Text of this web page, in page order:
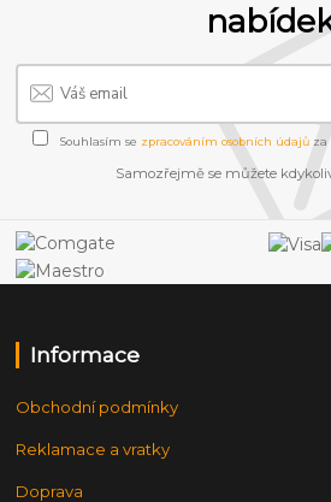
Souhlasím se zpracováním osobních údajůza
Samozřejmě se můžete
Informace
Obchodní podmínky
Reklamace a vratky
Doprava